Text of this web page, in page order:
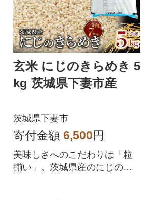
玄米 にじのきらめき 5
kg 茨城県下妻市産
茨城県下妻市
寄付金額 6,500円
美味しさへのこだわりは「粒
揃い」。茨城県産のにじのき